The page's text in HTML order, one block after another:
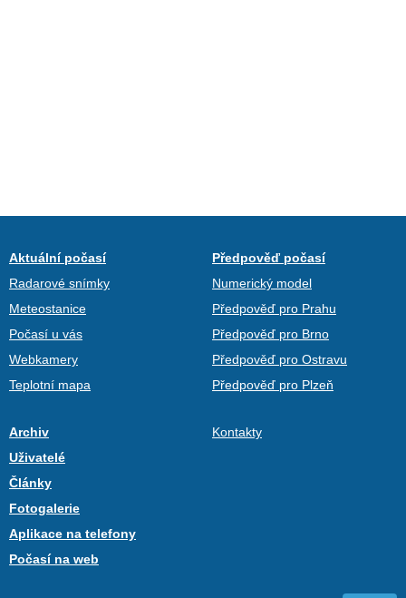
Aktuální počasí
Radarové snímky
Meteostanice
Počasí u vás
Webkamery
Teplotní mapa
Předpověď počasí
Numerický model
Předpověď pro Prahu
Předpověď pro Brno
Předpověď pro Ostravu
Předpověď pro Plzeň
Archiv
Uživatelé
Články
Fotogalerie
Aplikace na telefony
Počasí na web
Kontakty